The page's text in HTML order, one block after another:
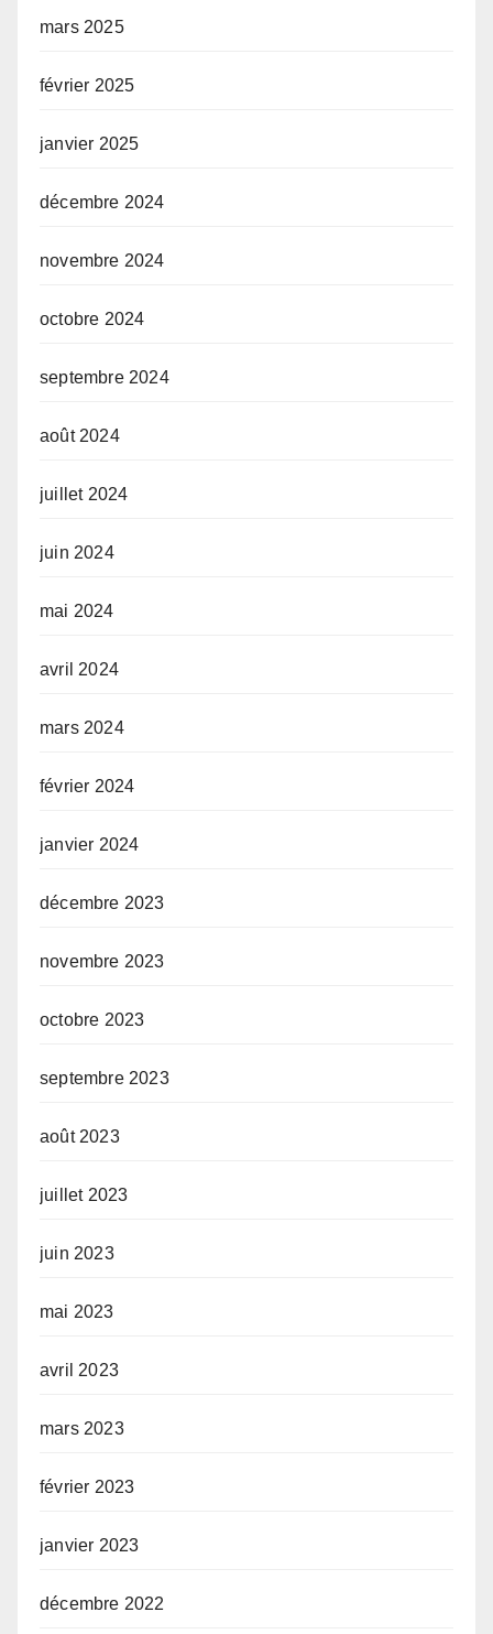
mars 2025
février 2025
janvier 2025
décembre 2024
novembre 2024
octobre 2024
septembre 2024
août 2024
juillet 2024
juin 2024
mai 2024
avril 2024
mars 2024
février 2024
janvier 2024
décembre 2023
novembre 2023
octobre 2023
septembre 2023
août 2023
juillet 2023
juin 2023
mai 2023
avril 2023
mars 2023
février 2023
janvier 2023
décembre 2022